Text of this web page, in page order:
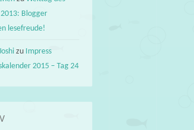
2013: Blogger
lesefreude!
zu Impress
2015 – Tag 24